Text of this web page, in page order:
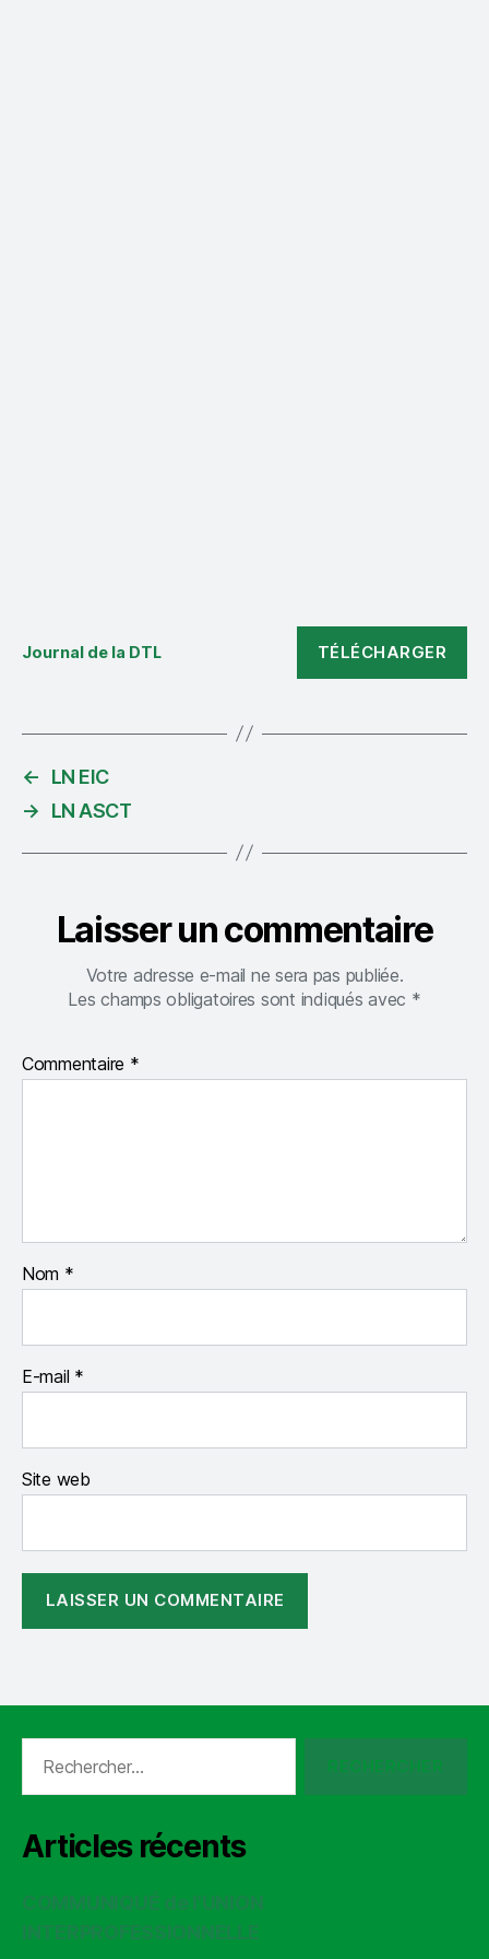
Journal de la DTL TÉLÉCHARGER
←
LN EIC
→
LN ASCT
Laisser un commentaire
Votre adresse e-mail ne sera pas publiée.
Les champs obligatoires sont indiqués avec *
Commentaire *
Nom *
E-mail *
Site web
Articles récents
COMMUNIQUÉ de l’UNION
INTERPROFESSIONNELLE